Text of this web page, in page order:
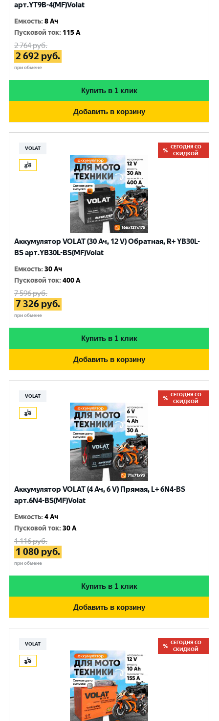
арт.YT9B-4(MF)Volat
Емкость:8 Ач
Пусковой ток: 115 A
2 764руб.
2 692 руб.
при обмене
Купить в 1 клик
Добавить в корзину
VOLAT
СЕГОДНЯ СО
СКИДКОЙ
Аккумулятор VOLAT (30 Ач, 12 V) Обратная, R+ YB30L-
BS арт.YB30L-BS(MF)Volat
Емкость:30 Ач
Пусковой ток:400 A
7 596руб.
7 326 руб.
при обмене
Купить в 1 клик
Добавить в корзину
VOLAT
СЕГОДНЯ СО
СКИДКОЙ
Аккумулятор VOLAT (4 Ач, 6 V) Прямая, L+ 6N4-BS
арт.6N4-BS(MF)Volat
Емкость:4 Ач
Пусковой ток:30 A
1 116руб.
1 080 руб.
при обмене
Купить в 1 клик
Добавить в корзину
VOLAT
СЕГОДНЯ СО
СКИДКОЙ